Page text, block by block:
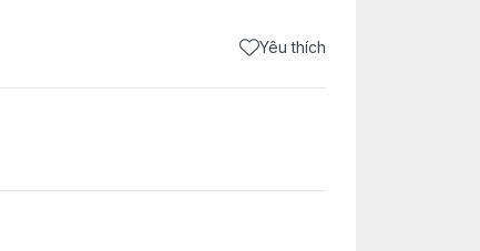
Yêu thích